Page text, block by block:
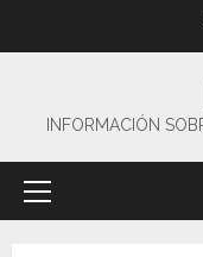
INFORMACIÓN
Menú